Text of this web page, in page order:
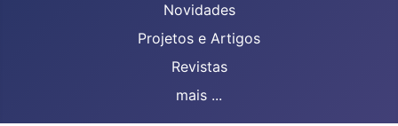
Novidades
Projetos e Artigos
Revistas
mais ...